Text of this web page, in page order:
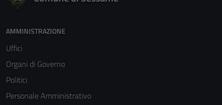
AMMINISTRAZIONE
Uffici
Organi di Governo
Politici
Personale Amministrativo